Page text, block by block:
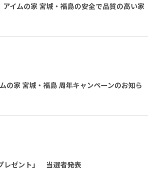
イムの家 宮城・福島の安全で品質の高い家
の家 宮城・福島 周年キャンペーンのお知ら
レゼント」 当選者発表